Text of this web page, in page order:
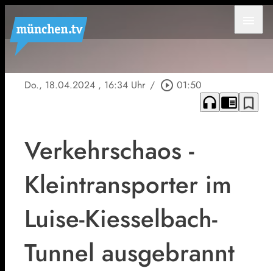
Do., 18.04.2024 , 16:34 Uhr / play_circle_outline 01:50
headphones chrome_reader_mode bookmark_border
Verkehrschaos -
Kleintransporter im
Luise-Kiesselbach-
Tunnel ausgebrannt